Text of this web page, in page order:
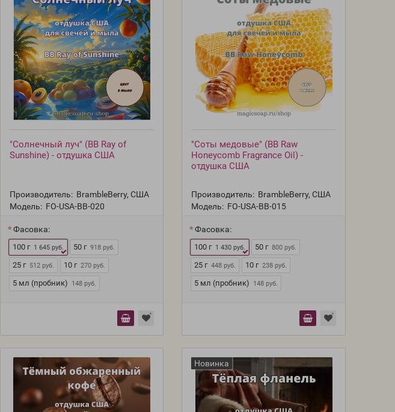
"Солнечный луч" (BB Ray of
Sunshine) - отдушка США
Производитель: BrambleBerry, США
Модель: FO-USA-BB-020
Фасовка:
100 г 1 645 руб. 50 г 918 руб.
25 г 512 руб. 10 г 270 руб.
5 мл (пробник) 148 руб.
"Соты медовые" (BB Raw
Honeycomb Fragrance Oil) -
отдушка США
Производитель: BrambleBerry, США
Модель: FO-USA-BB-015
Фасовка:
100 г 1 430 руб. 50 г 800 руб.
25 г 448 руб. 10 г 238 руб.
5 мл (пробник) 148 руб.
Новинка